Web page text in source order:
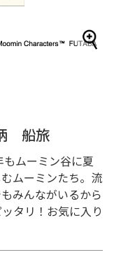
船旅
ムーミン谷に夏
ムーミンたち。流
みんながいるから
タリ！お気に入り